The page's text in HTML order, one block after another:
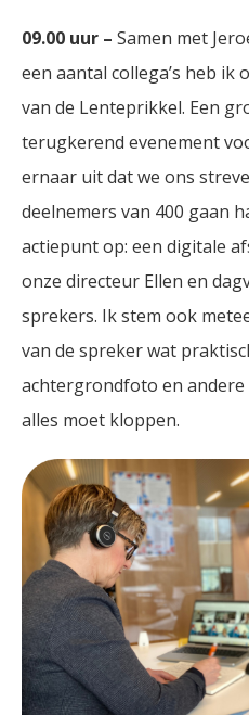
09.00 uur – Samen met
een aantal collega’s heb
van de Lenteprikkel. Een
terugkerend evenement
ernaar uit dat we ons
deelnemers van 400 gaan
actiepunt op: een digitale
onze directeur Ellen en
sprekers. Ik stem ook
van de spreker wat
achtergrondfoto en andere
alles moet kloppen.